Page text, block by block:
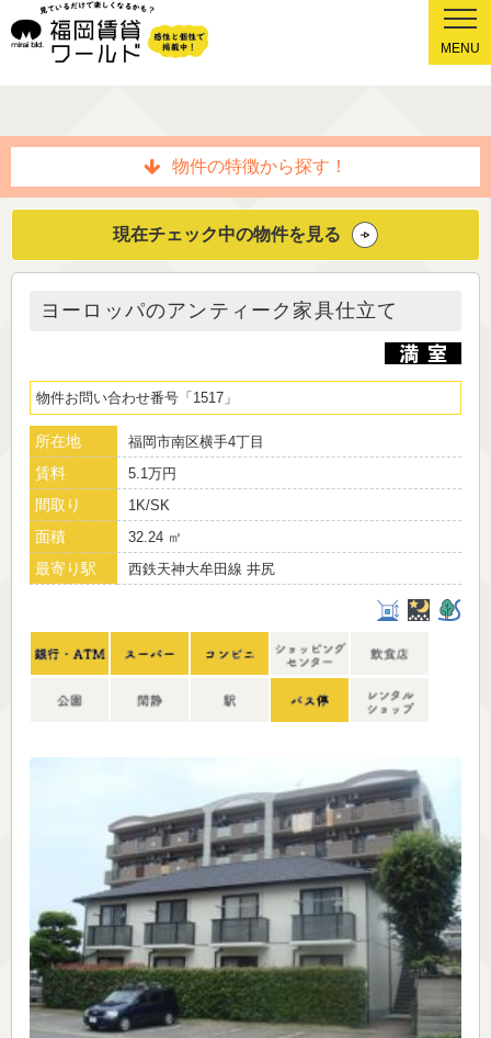
MENU
物件の特徴から探す！
現在チェック中の物件を見る
ヨーロッパのアンティーク家具仕立て
物件お問い合わせ番号 1517
所在地 福岡市南区横手4丁目
賃料 5.1万円
間取り 1K/SK
面積 32.24 ㎡
最寄り駅 西鉄天神大牟田線 井尻